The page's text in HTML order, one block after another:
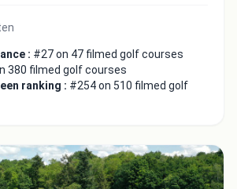
: #27 on 47 filmed golf courses
380 filmed golf courses
ranking : #254 on 510 filmed golf